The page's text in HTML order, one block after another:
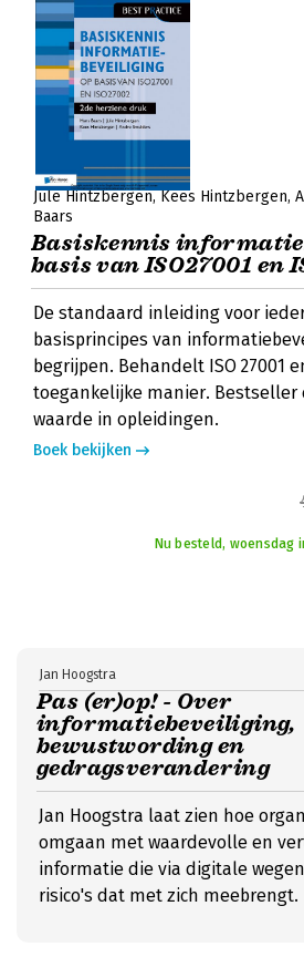
Jule Hintzbergen Kees Hintzbergen
Baars
Basiskennis
basis van ISO27001 en
De standaard inleiding voor
basisprincipes van
begrijpen. Behandelt ISO 27001
toegankelijke manier. Bestseller
waarde in opleidingen.
Boek bekijken
Nu besteld, woensdag
Pas (er)op! - Over
informatiebeveiliging,
bewustwording en
gedragsverandering
Jan Hoogstra
Jan Hoogstra laat zien hoe
omgaan met waardevolle en
informatie die via digitale
risico's dat met zich meebrengt.